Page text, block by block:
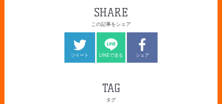
SHARE
この記事をシェア
ツイート LINEで送る シェア
TAG
タグ